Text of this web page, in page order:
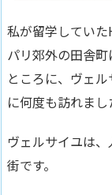
私が留学していた
パリ郊外の田舎
ところに、ヴェ
に何度も訪れまし
ヴェルサイユは
街です。